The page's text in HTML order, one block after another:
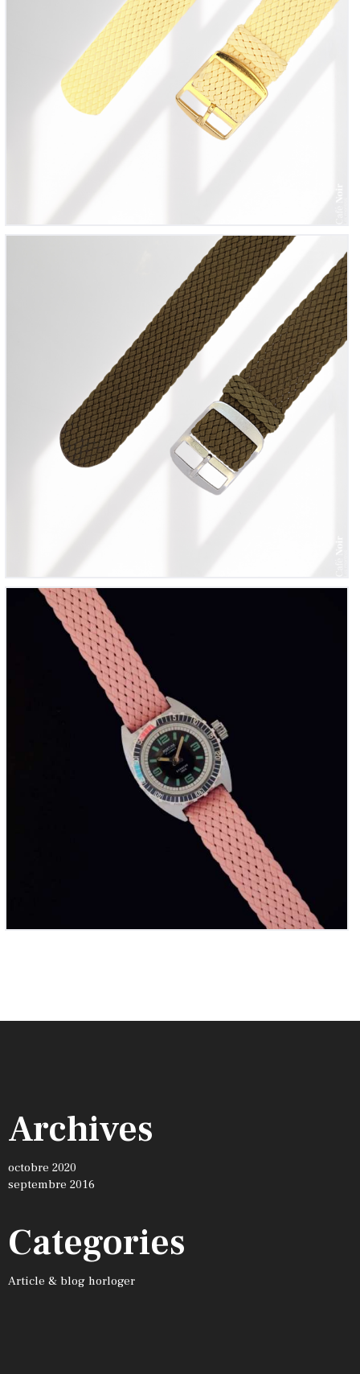
Bracelet montre Perlon tressé Khaki
00€
Mortima, ref. MD 001
Archives
octobre 2020
septembre 2016
Categories
Article & blog horloger